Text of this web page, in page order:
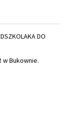
DO
w Bukownie.